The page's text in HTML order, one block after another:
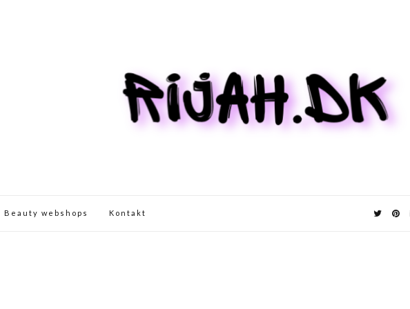
Beauty webshops Kontakt